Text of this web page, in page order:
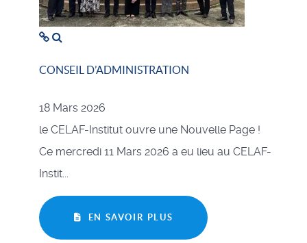
CONSEIL D’ADMINISTRATION
18 Mars 2026
le CELAF-Institut ouvre une Nouvelle Page !
Ce mercredi 11 Mars 2026 a eu lieu au CELAF-
Instit...
EN SAVOIR PLUS